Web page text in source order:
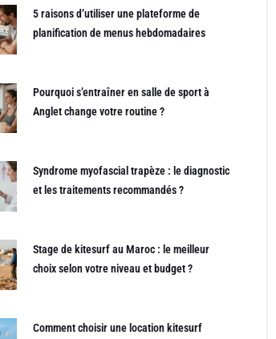
5 raisons d’utiliser une plateforme de
planification de menus hebdomadaires
Pourquoi s’entraîner en salle de sport à
Anglet change votre routine ?
Syndrome myofascial trapèze : le diagnostic
et les traitements recommandés ?
Stage de kitesurf au Maroc : le meilleur
choix selon votre niveau et budget ?
Comment choisir une location kitesurf